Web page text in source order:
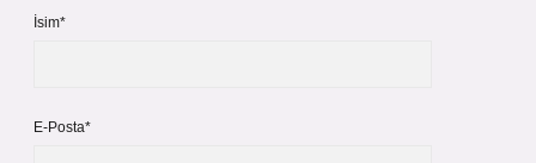
İsim*
E-Posta*